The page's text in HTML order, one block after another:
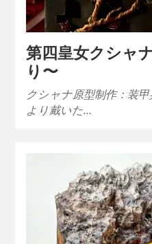
第四皇女クシャ
り〜
クシャナ原型制作：装
より戴いた…